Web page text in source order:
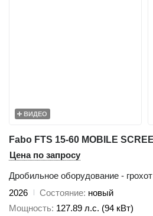
ВИДЕО
Цена по запросу
Дробильное оборудование -
2026
Состояние новый
Мощность 127.89 л.с. (94 кВт)